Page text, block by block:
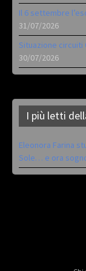
Il 6 settembre
31/07/2026
Situazione circuiti
30/07/2026
I più letti
Eleonora Farina
Sole… e ora